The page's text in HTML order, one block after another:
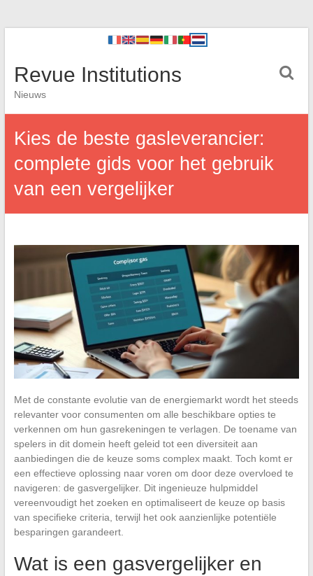
Revue Institutions
Nieuws
Kies de beste gasleverancier:
complete gids voor het gebruik
van een vergelijker
Met de constante evolutie van de energiemarkt wordt het steeds
relevanter voor consumenten om alle beschikbare opties te
verkennen om hun gasrekeningen te verlagen. De toename van
spelers in dit domein heeft geleid tot een diversiteit aan
aanbiedingen die de keuze soms complex maakt. Toch komt er
een effectieve oplossing naar voren om door deze overvloed te
navigeren: de gasvergelijker. Dit ingenieuze hulpmiddel
vereenvoudigt het zoeken en optimaliseert de keuze op basis
van specifieke criteria, terwijl het ook aanzienlijke potentiële
besparingen garandeert.
Wat is een gasvergelijker en